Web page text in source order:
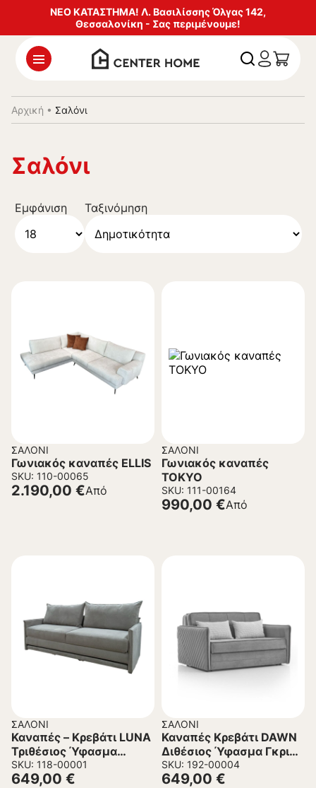
ΝΕΟ ΚΑΤΑΣΤΗΜΑ! Λ. Βασιλίσσης Όλγας 142,
Θεσσαλονίκη - Σας περιμένουμε!
Αρχική • Σαλόνι
Σαλόνι
Εμφάνιση Ταξινόμηση
ΣΑΛΌΝΙ
Γωνιακός καναπές ELLIS
SKU: 110-00065
Από
2.190,00 €
ΣΑΛΌΝΙ
Γωνιακός καναπές
TOKYO
SKU: 111-00164
Από
990,00 €
ΣΑΛΌΝΙ
Καναπές – Κρεβάτι LUNA
Τριθέσιος Ύφασμα
Μπουκλέ Γκρί ανοικτό
215x85x105Υεκ.
SKU: 118-00001
649,00 €
ΣΑΛΌΝΙ
Καναπές Κρεβάτι DAWN
Διθέσιος Ύφασμα Γκρι
166x113x91 εκ.
SKU: 192-00004
649,00 €